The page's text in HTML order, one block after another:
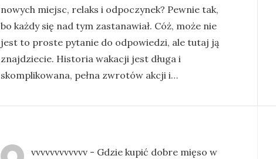
nowych miejsc, relaks i odpoczynek? Pewnie tak,
bo każdy się nad tym zastanawiał. Cóż, może nie
jest to proste pytanie do odpowiedzi, ale tutaj ją
znajdziecie. Historia wakacji jest długa i
skomplikowana, pełna zwrotów akcji i…
vvvvvvvvvvvv- Gdzie kupić dobre mięso w